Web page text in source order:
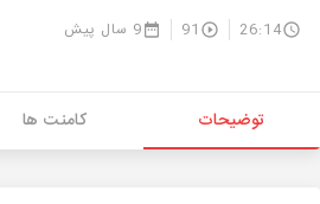
26:14
91 9 سال پیش
توضیحات کامنت ها